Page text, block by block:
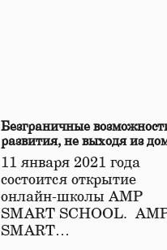
Безграничные
развития, не выходя из
11 января 2021 года
состоится открытие
онлайн-школы АМР
SMART SCHOOL.
SMART…